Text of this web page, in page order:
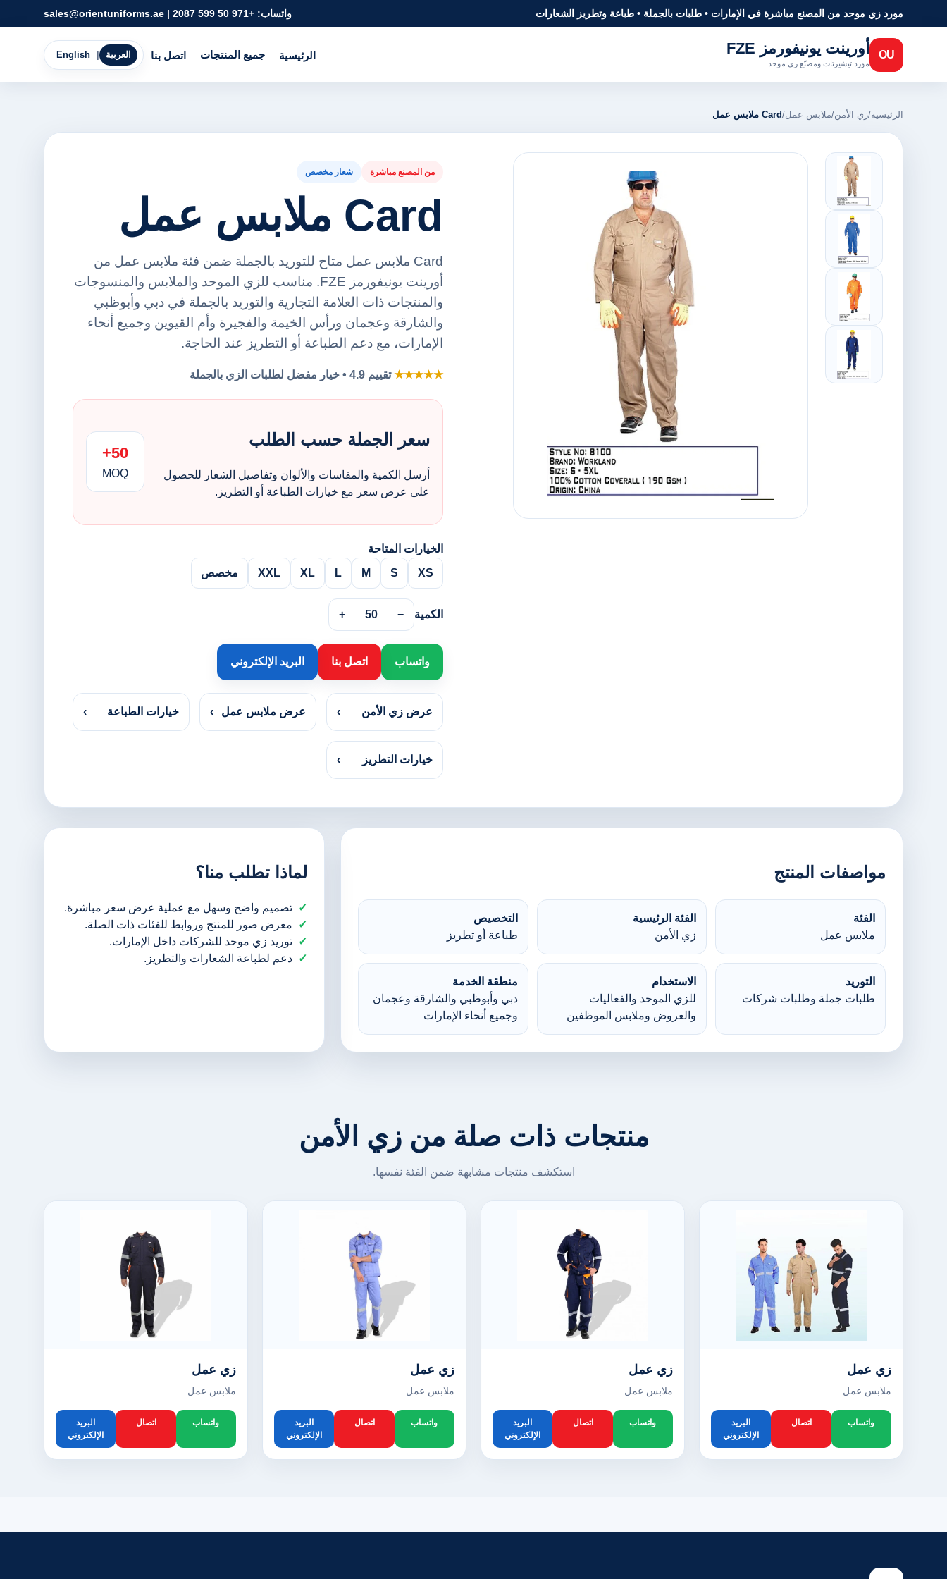
مورد زي موحد من المصنع مباشرة في الإمارات • طلبات بالجملة • طباعة وتطريز الشعارات واتساب: +971 50 599 2087
|
sales@orientuniforms.ae
OU أورينت يونيفورمز FZE
مورد تيشيرتات ومصنّع زي موحد
الرئيسية جميع المنتجات اتصل بنا English العربية
الرئيسية/زي الأمن/ملابس عمل/Card ملابس عمل
من المصنع مباشرة شعار مخصص
Card ملابس عمل
Card ملابس عمل متاح للتوريد بالجملة ضمن فئة ملابس عمل من
أورينت يونيفورمز FZE. مناسب للزي الموحد والملابس والمنسوجات
والمنتجات ذات العلامة التجارية والتوريد بالجملة في دبي وأبوظبي
والشارقة وعجمان ورأس الخيمة والفجيرة وأم القيوين وجميع أنحاء
الإمارات، مع دعم الطباعة أو التطريز عند الحاجة.
★★★★★تقييم 4.9 • خيار مفضل لطلبات الزي بالجملة
سعر الجملة حسب الطلب
أرسل الكمية والمقاسات والألوان وتفاصيل الشعار للحصول
على عرض سعر مع خيارات الطباعة أو التطريز.
50+
MOQ
الخيارات المتاحة
XS
S
M
L
XL
XXL مخصص
الكمية −
50
+
واتساب اتصل بنا البريد الإلكتروني
عرض زي الأمن › عرض ملابس عمل › خيارات الطباعة ›
خيارات التطريز ›
مواصفات المنتج
الفئة
ملابس عمل
الفئة الرئيسية
زي الأمن
التخصيص
طباعة أو تطريز
التوريد
طلبات جملة وطلبات شركات
الاستخدام
للزي الموحد والفعاليات
والعروض وملابس الموظفين
منطقة الخدمة
دبي وأبوظبي والشارقة وعجمان
وجميع أنحاء الإمارات
لماذا تطلب منا؟
تصميم واضح وسهل مع عملية عرض سعر مباشرة.
معرض صور للمنتج وروابط للفئات ذات الصلة.
توريد زي موحد للشركات داخل الإمارات.
دعم لطباعة الشعارات والتطريز.
منتجات ذات صلة من زي الأمن
استكشف منتجات مشابهة ضمن الفئة نفسها.
زي عمل
ملابس عمل
واتساب اتصال
البريد
الإلكتروني
زي عمل
ملابس عمل
واتساب اتصال
البريد
الإلكتروني
زي عمل
ملابس عمل
واتساب اتصال
البريد
الإلكتروني
زي عمل
ملابس عمل
واتساب اتصال
البريد
الإلكتروني